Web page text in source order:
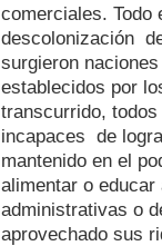
comerciales. Todo
descolonización
surgieron
establecidos por
transcurrido,
incapaces de
mantenido en el
alimentar o
administrativas o
aprovechado sus